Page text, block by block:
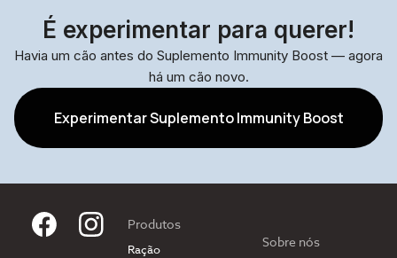
É experimentar para querer!
Havia um cão antes do Suplemento Immunity Boost — agora
há um cão novo.
Experimentar Suplemento Immunity Boost
Produtos
Ração
Sobre nós